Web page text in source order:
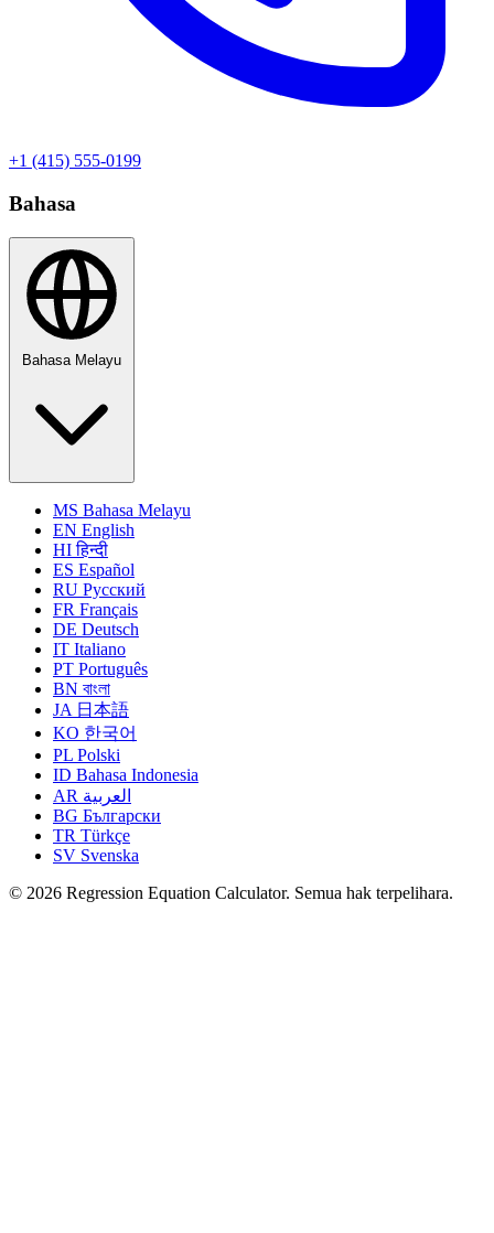
+1 (415) 555-0199
Bahasa
MS Bahasa Melayu
EN English
HIहिन्दी
ES Español
RU Русский
FR Français
DE Deutsch
IT Italiano
PT Português
BN বাংলা
JA 日本語
KO 한국어
PL Polski
ID Bahasa Indonesia
AR العربية
BG Български
TR Türkçe
SV Svenska
© 2026 Regression Equation Calculator. Semua hak terpelihara.